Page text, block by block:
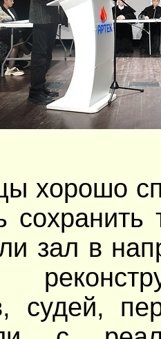
хорошо
сохранить
зал в
судей,